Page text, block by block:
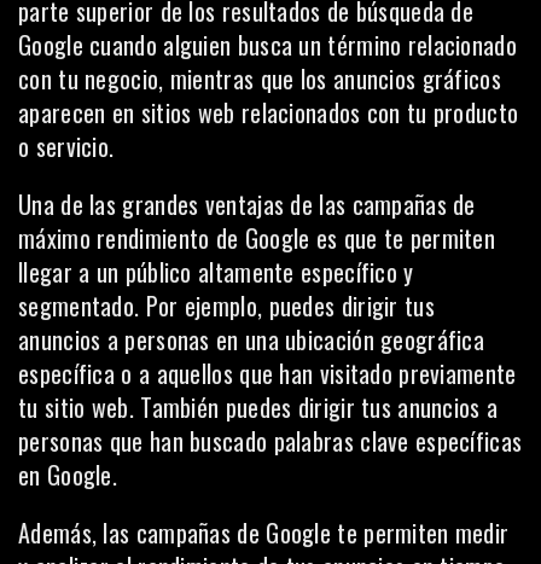
parte superior de los resultados de búsqueda de
Google cuando alguien busca un término relacionado
con tu negocio, mientras que los anuncios gráficos
aparecen en sitios web relacionados con tu producto
o servicio.
Una de las grandes ventajas de las campañas de
máximo rendimiento de Google es que te permiten
llegar a un público altamente específico y
segmentado. Por ejemplo, puedes dirigir tus
anuncios a personas en una ubicación geográfica
específica o a aquellos que han visitado previamente
tu sitio web. También puedes dirigir tus anuncios a
personas que han buscado palabras clave específicas
en Google.
Además, las campañas de Google te permiten medir